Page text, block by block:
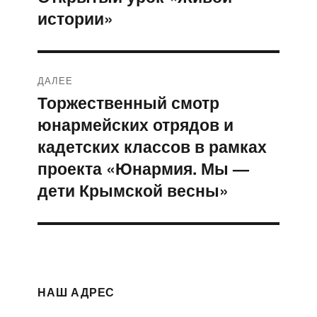
записям
запись:
истории»
ДАЛЕЕ
Следующая
запись:
Торжественный смотр
юнармейских отрядов и
кадетских классов в рамках
проекта «Юнармия. Мы —
дети Крымской весны»
НАШ АДРЕС